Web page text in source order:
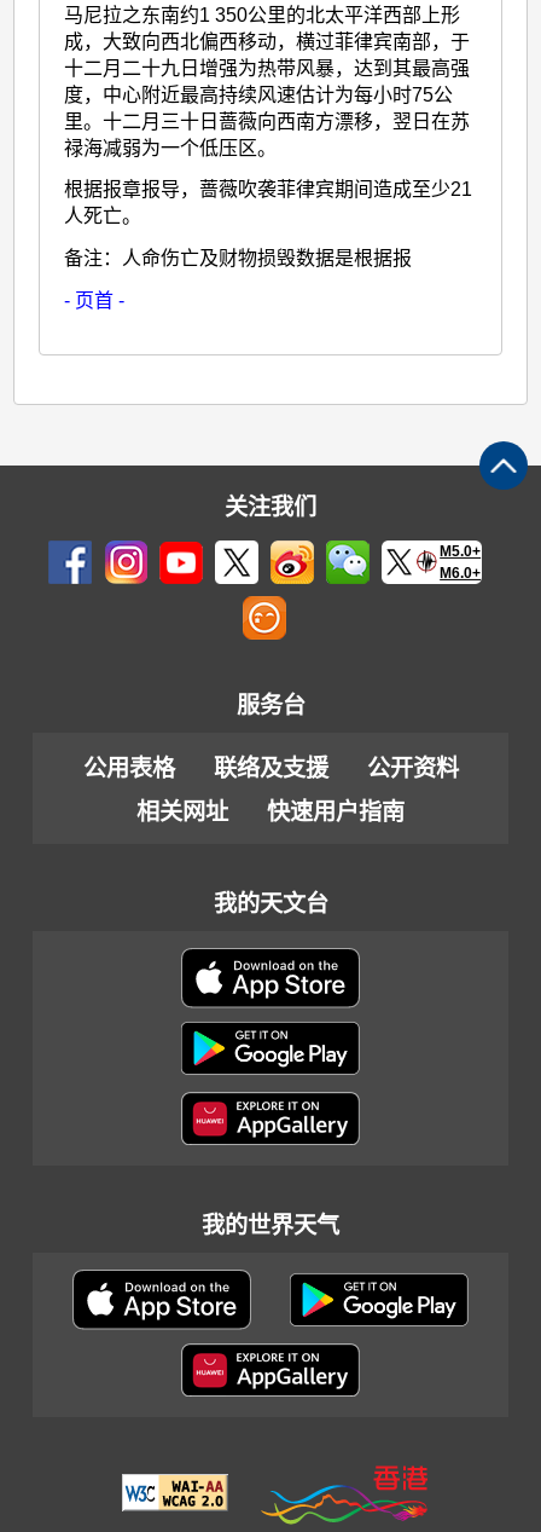
马尼拉之东南约1 350公里的北太平洋西部上形
成，大致向西北偏西移动，横过菲律宾南部，于
十二月二十九日增强为热带风暴，达到其最高强
度，中心附近最高持续风速估计为每小时75公
里。十二月三十日蔷薇向西南方漂移，翌日在苏
禄海减弱为一个低压区。
根据报章报导，蔷薇吹袭菲律宾期间造成至少21
人死亡。
备注：人命伤亡及财物损毁数据是根据报
- 页首 -
关注我们
M5.0+
M6.0+
服务台
公用表格 联络及支援
公开资料
相关网址
快速用户指南
我的天文台
我的世界天气